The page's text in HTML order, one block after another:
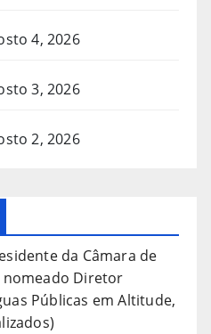
4, 2026
3, 2026
2, 2026
da Câmara de
nomeado Diretor
Públicas em Altitude,